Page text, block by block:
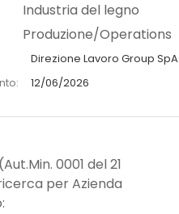
Industria del legno
Produzione/Operations
Direzione Lavoro Group SpA
12/06/2026
0001 del 21
per Azienda